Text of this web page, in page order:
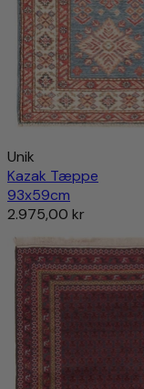
Unik
Kazak Tæppe
93x59cm
2.975,00 kr